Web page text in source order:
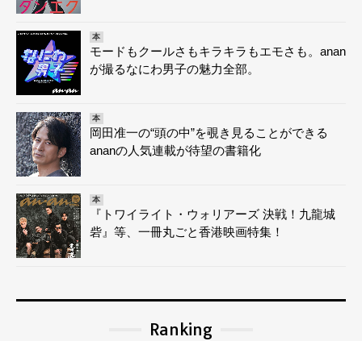
本
モードもクールさもキラキラもエモさも。anan
が撮るなにわ男子の魅力全部。
本
岡田准一の“頭の中”を覗き見ることができる
ananの人気連載が待望の書籍化
本
『トワイライト・ウォリアーズ 決戦！九龍城
砦』等、一冊丸ごと香港映画特集！
Ranking